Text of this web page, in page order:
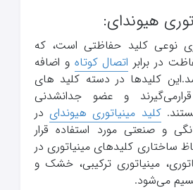
هیوندای:
نوعی کلید حفاظتی است، که
در برابر اتصال کوتاه و اضافه
کلیدها در دسته کلید های
و عضو جدانشدنی
کلید مینیاتوری هیوندایدر
و صنعتی مورد استفاده قرار
ساختاری کلیدهای مینیاتوری در
مینیاتوری ترکیبی، خشک و
می‌شود.